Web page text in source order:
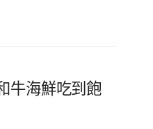
牛海鮮吃到飽